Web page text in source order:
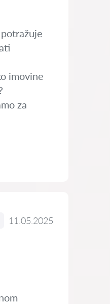
imovine
za
11.05.2025